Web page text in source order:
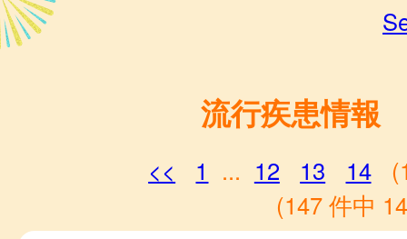
流行疾患情報
<< 1 ... 12 13 14
(147 件中